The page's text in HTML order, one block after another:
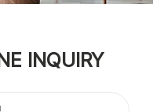
INQUIRY